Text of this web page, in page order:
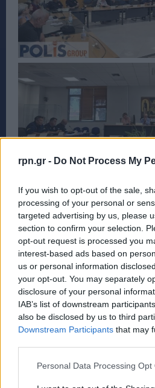
rpn.gr - Do Not Process My
If you wish to opt-out of the sale,
processing of your personal or
targeted advertising by us, please
section to confirm your selection.
opt-out request is processed you
interest-based ads based on
us or personal information
your opt-out. You may separately
disclosure of your personal
IAB’s list of downstream
also be disclosed by us to third
Downstream Participants that may
Personal Data Processing Opt
Παρόντες στη συνεδρίαση
Δήμητρα Τσεβά, ο Γ.Γ του
Στελλάτος και ο
Προστασίας, Χαράλαμπος
Η συνεδρίαση ολοκληρώθηκε
όλων των εμπλεκομένων να
συνεργασία, προκειμένου ο
απόλυτη ετοιμότητα απέναντι
απειλή.